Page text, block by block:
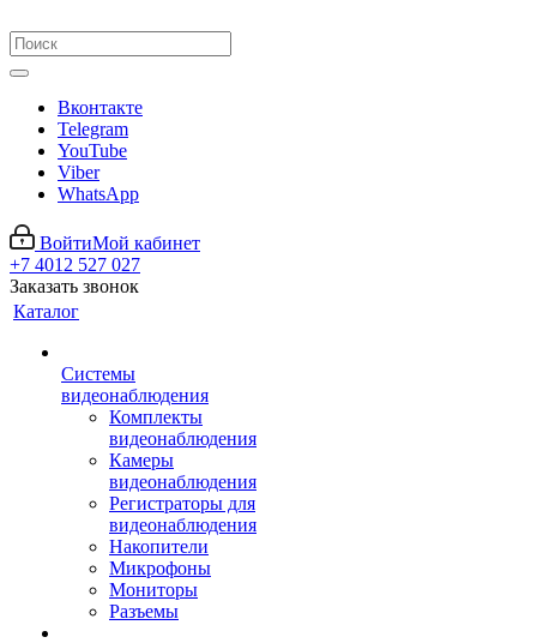
Вконтакте
Telegram
YouTube
Viber
WhatsApp
ВойтиМой кабинет
+7 4012 527 027
Заказать звонок
Каталог
Системы
видеонаблюдения
Комплекты
видеонаблюдения
Камеры
видеонаблюдения
Регистраторы для
видеонаблюдения
Накопители
Микрофоны
Мониторы
Разъемы